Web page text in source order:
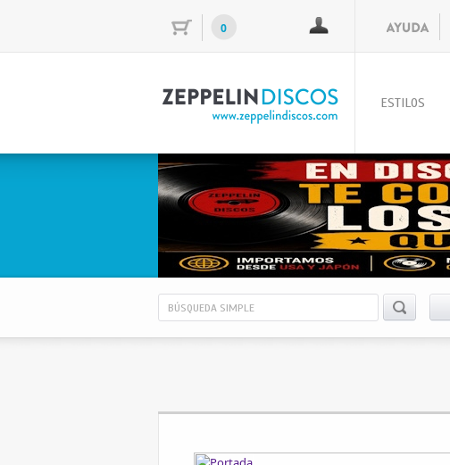
0
ESTILOS